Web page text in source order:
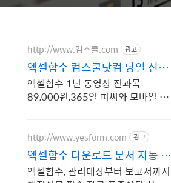
http://www.컴스쿨.com 광고
엑셀함수 컴스쿨닷컴 당일 신청
&결제시 기프티콘!
엑셀함수 1년 동영상 전과목
89,000원,365일 피씨와 모바일 수
http://www.yesform.com 광고
엑셀함수 다운로드 문서 자동 편
집
엑셀함수, 관리대장부터 보고서까지